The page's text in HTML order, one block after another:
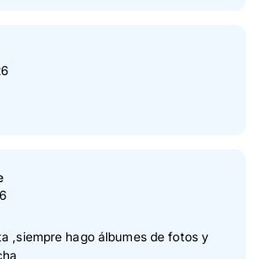
,siempre hago álbumes de fotos y